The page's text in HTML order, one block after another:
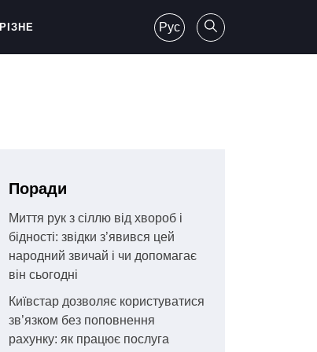
РІЗНЕ Рус
Поради
Миття рук з сіллю від хвороб і
бідності: звідки з’явився цей
народний звичай і чи допомагає
він сьогодні
Київстар дозволяє користуватися
зв’язком без поповнення
рахунку: як працює послуга